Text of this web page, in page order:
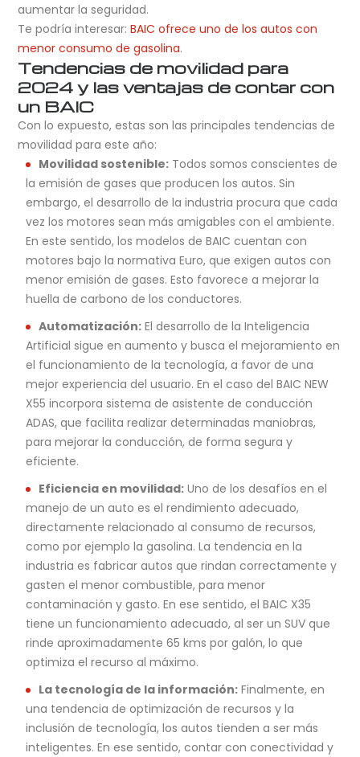
aumentar la seguridad.
Te podría interesar:BAIC ofrece uno de los autos con
menor consumo de gasolina.
Tendencias de movilidad para
2024 y las ventajas de contar con
un BAIC
Con lo expuesto, estas son las principales tendencias de
movilidad para este año:
Movilidad sostenible: Todos somos conscientes de
la emisión de gases que producen los autos. Sin
embargo, el desarrollo de la industria procura que cada
vez los motores sean más amigables con el ambiente.
En este sentido, los modelos de BAIC cuentan con
motores bajo la normativa Euro, que exigen autos con
menor emisión de gases. Esto favorece a mejorar la
huella de carbono de los conductores.
Automatización: El desarrollo de la Inteligencia
Artificial sigue en aumento y busca el mejoramiento en
el funcionamiento de la tecnología, a favor de una
mejor experiencia del usuario. En el caso del BAIC NEW
X55 incorpora sistema de asistente de conducción
ADAS, que facilita realizar determinadas maniobras,
para mejorar la conducción, de forma segura y
eficiente.
Eficiencia en movilidad: Uno de los desafíos en el
manejo de un auto es el rendimiento adecuado,
directamente relacionado al consumo de recursos,
como por ejemplo la gasolina. La tendencia en la
industria es fabricar autos que rindan correctamente y
gasten el menor combustible, para menor
contaminación y gasto. En ese sentido, el BAIC X35
tiene un funcionamiento adecuado, al ser un SUV que
rinde aproximadamente 65 kms por galón, lo que
optimiza el recurso al máximo.
La tecnología de la información: Finalmente, en
una tendencia de optimización de recursos y la
inclusión de tecnología, los autos tienden a ser más
inteligentes. En ese sentido, contar con conectividad y